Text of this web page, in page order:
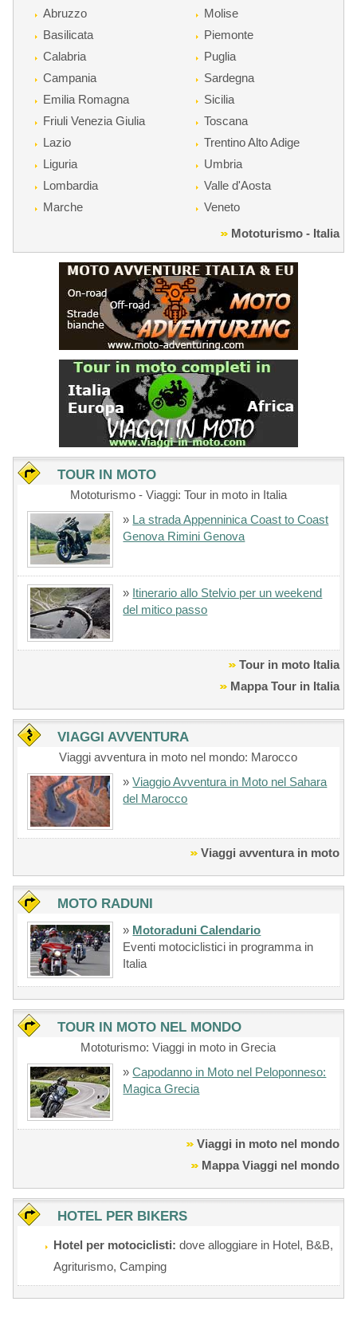
Abruzzo
Basilicata
Calabria
Campania
Emilia Romagna
Friuli Venezia Giulia
Lazio
Liguria
Lombardia
Marche
Molise
Piemonte
Puglia
Sardegna
Sicilia
Toscana
Trentino Alto Adige
Umbria
Valle d'Aosta
Veneto
Mototurismo - Italia
TOUR IN MOTO
Mototurismo - Viaggi: Tour in moto in Italia
» La strada Appenninica Coast to Coast
Genova Rimini Genova
» Itinerario allo Stelvio per un weekend
del mitico passo
Tour in moto Italia
Mappa Tour in Italia
VIAGGI AVVENTURA
Viaggi avventura in moto nel mondo: Marocco
»Viaggio Avventura in Moto nel Sahara
del Marocco
Viaggi avventura in moto
MOTO RADUNI
» Motoraduni Calendario
Eventi motociclistici in programma in
Italia
TOUR IN MOTO NEL MONDO
Mototurismo: Viaggi in moto in Grecia
»Capodanno in Moto nel Peloponneso:
Magica Grecia
Viaggi in moto nel mondo
Mappa Viaggi nel mondo
HOTEL PER BIKERS
Hotel per motociclisti: dove alloggiare in Hotel, B&B,
Agriturismo, Camping